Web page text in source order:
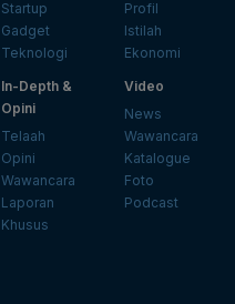
Startup
Gadget
Teknologi
Profil
Istilah
Ekonomi
In-Depth &
Opini
Telaah
Opini
Wawancara
Laporan
Khusus
Video
News
Wawancara
Katalogue
Foto
Podcast